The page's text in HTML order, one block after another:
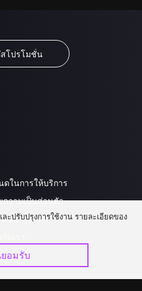
โปรโมชั่น
ดในการให้บริการ
ความเป็นส่วนตัว
นของคุณ
ะปรับปรุงการใช้งาน รายละเอียดของ
อมรับ